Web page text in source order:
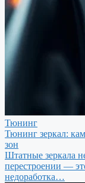
Тюнинг
Тюнинг зеркал:
зон
Штатные зеркала
перестроении —
недоработка…